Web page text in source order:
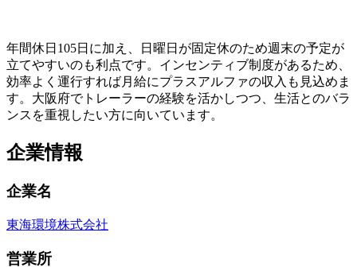
年間休日105日に加え、日曜日が固定休のため週末の予定が
立てやすいのも利点です。インセンティブ制度があるため、
効率よく運行すれば月給にプラスアルファの収入も見込めま
す。大阪府でトレーラーの経験を活かしつつ、生活とのバラ
ンスを重視したい方に向いています。
企業情報
企業名
東海環境株式会社
営業所